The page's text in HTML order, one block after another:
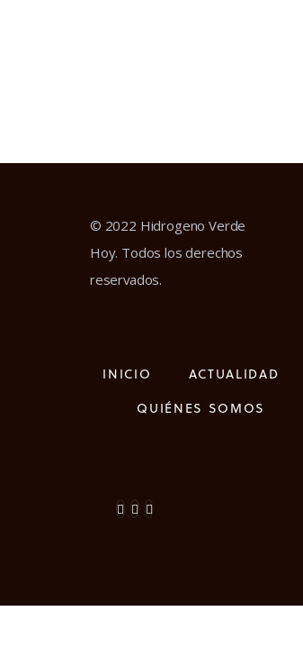
© 2022 Hidrogeno Verde
Hoy. Todos los derechos
reservados.
INICIO ACTUALIDAD
QUIÉNES SOMOS